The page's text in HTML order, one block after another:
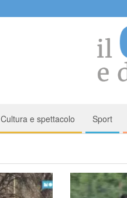
Cultura e spettacolo Sport